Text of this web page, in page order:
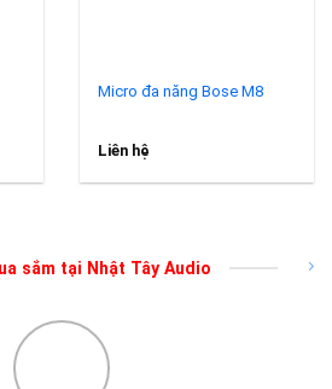
Micro đa năng Bose M8
Liên hệ
sắm tại Nhật Tây Audio